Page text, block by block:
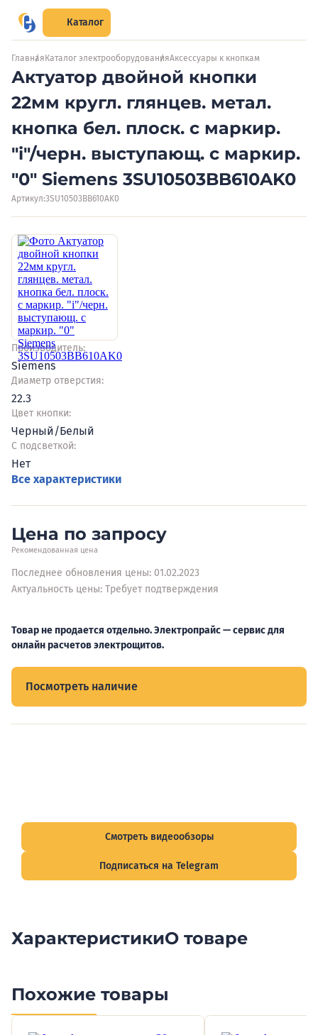
Каталог
Главная Каталог электрооборудованияАксессуары к кнопкам
Актуатор двойной кнопки
22мм кругл. глянцев. метал.
кнопка бел. плоск. с маркир.
"i"/черн. выступающ. с маркир.
"0" Siemens 3SU10503BB610AK0
Артикул:3SU10503BB610AK0
Производитель:
Siemens
Диаметр отверстия:
22.3
Цвет кнопки:
Черный/Белый
С подсветкой:
Нет
Все характеристики
Цена по запросу
Рекомендованная цена
Последнее обновления цены: 01.02.2023
Актуальность цены: Требует подтверждения
Товар не продается отдельно. Электропрайс — сервис для
онлайн расчетов электрощитов.
Посмотреть наличие
Смотреть видеообзоры
Подписаться на Telegram
ХарактеристикиО товаре
Похожие товары